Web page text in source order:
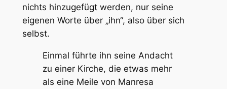
nichts hinzugefügt werden, nur seine
eigenen Worte über „ihn“, also über sich
selbst.
Einmal führte ihn seine Andacht
zu einer Kirche, die etwas mehr
als eine Meile von Manresa